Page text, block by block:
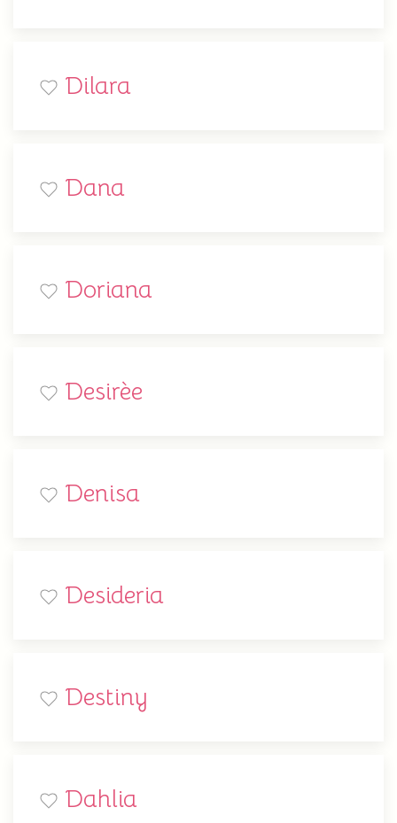
Dilara
Dana
Doriana
Desirèe
Denisa
Desideria
Destiny
Dahlia